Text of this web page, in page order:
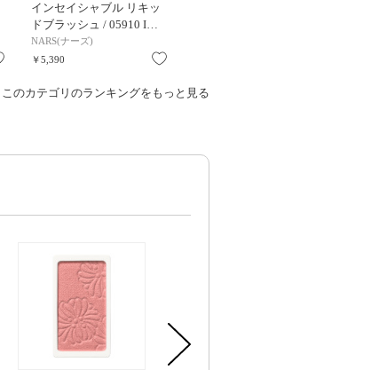
お気に入り
インセイシャブル リキッ
ドブラッシュ / 05910 I…
NARS(ナーズ)
￥5,390
このカテゴリのランキングをもっと見る